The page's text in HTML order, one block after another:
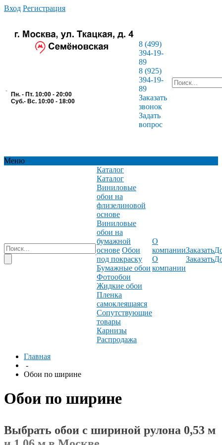
Вход Регистрация
Пн. - Пт. 10:00 - 20:00
Суб.- Вс. 10:00 - 18:00
8 (499)
394-19-
89
8 (925)
394-19-
89
Заказать
звонок
Задать
вопрос
Меню
Каталог
Каталог
Виниловые
обои на
флизелиновой
основе
Виниловые
обои на
бумажной
основе Обои
под покраску
Бумажные обои
Фотообои
Жидкие обои
Пленка
самоклеящаяся
Сопутствующие
товары
Карнизы
Распродажа
О
компании
О
компании
Заказать
Заказать
Главная
-
Обои по ширине
Обои по ширине
Выбрать обои с шириной рулона 0,53 м